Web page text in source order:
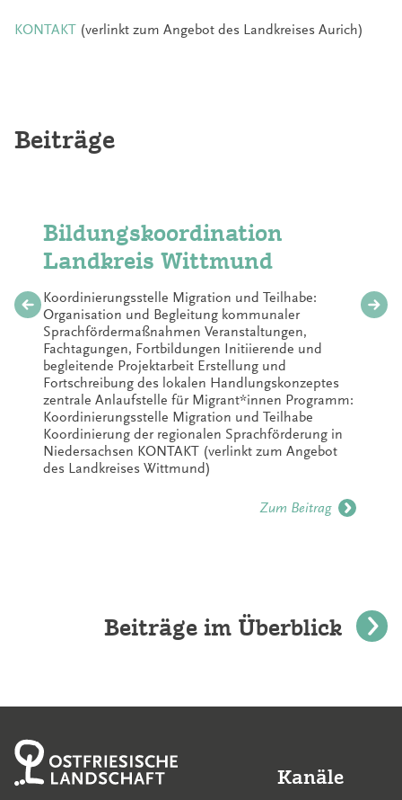
KONTAKT (verlinkt zum Angebot des Landkreises Aurich)
Beiträge
Bildungskoordination
Landkreis Wittmund
Koordinierungsstelle Migration und Teilhabe:
Organisation und Begleitung kommunaler
Sprachfördermaßnahmen Veranstaltungen,
Fachtagungen, Fortbildungen Initiierende und
begleitende Projektarbeit Erstellung und
Fortschreibung des lokalen Handlungskonzeptes
zentrale Anlaufstelle für Migrant*innen Programm:
Koordinierungsstelle Migration und Teilhabe
Koordinierung der regionalen Sprachförderung in
Niedersachsen KONTAKT (verlinkt zum Angebot
des Landkreises Wittmund)
Zum Beitrag
Beiträge im Überblick
Kanäle